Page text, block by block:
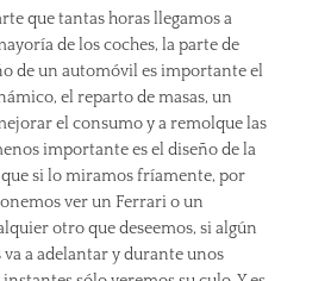
que tantas horas llegamos a
de los coches, la parte de
de un automóvil es importante el
el reparto de masas, un
el consumo y a remolque las
importante es el diseño de la
que si lo miramos fríamente, por
ver un Ferrari o un
otro que deseemos, si algún
a adelantar y durante unos